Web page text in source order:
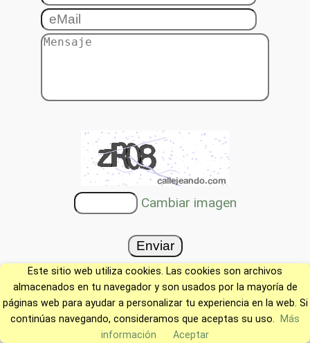
Cambiar imagen
Este sitio web utiliza cookies. Las cookies son archivos
almacenados en tu navegador y son usados por la mayoría de
páginas web para ayudar a personalizar tu experiencia en la web. Si
continúas navegando, consideramos que aceptas su uso.
Más
información
Aceptar